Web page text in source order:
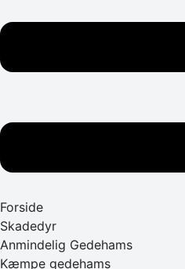
Forside
Skadedyr
Anmindelig Gedehams
Kæmpe gedehams